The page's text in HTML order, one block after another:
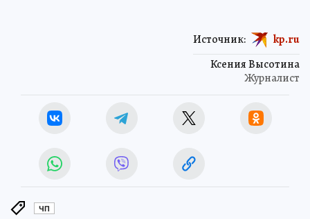
Ксения Высотина
Журналист
Источник: kp.ru
ЧП